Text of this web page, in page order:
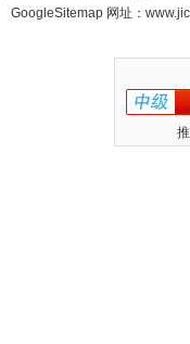
GoogleSitemap 网址：